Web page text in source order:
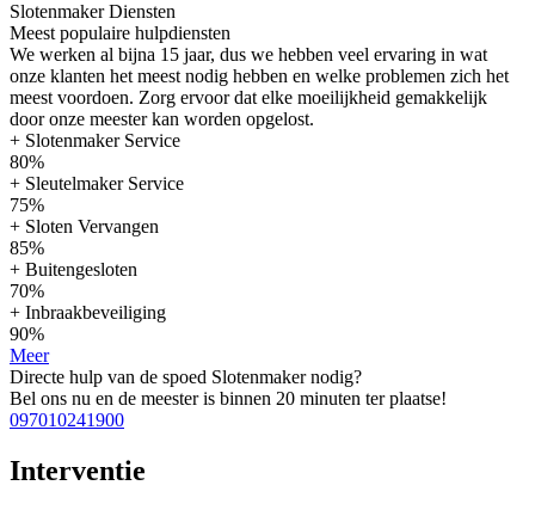
Slotenmaker Diensten
Meest populaire hulpdiensten
We werken al bijna 15 jaar, dus we hebben veel ervaring in wat
onze klanten het meest nodig hebben en welke problemen zich het
meest voordoen. Zorg ervoor dat elke moeilijkheid gemakkelijk
door onze meester kan worden opgelost.
+ Slotenmaker Service
80%
+ Sleutelmaker Service
75%
+ Sloten Vervangen
85%
+ Buitengesloten
70%
+ Inbraakbeveiliging
90%
Meer
Directe hulp van de spoed Slotenmaker nodig?
Bel ons nu en de meester is binnen 20 minuten ter plaatse!
097010241900
Interventie